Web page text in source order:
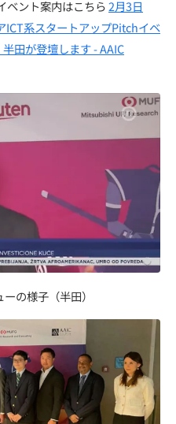
ベント案内はこちら2月3日
ICT系スタートアップPitchイベ
田が登壇します - AAIC
の様子（半田）